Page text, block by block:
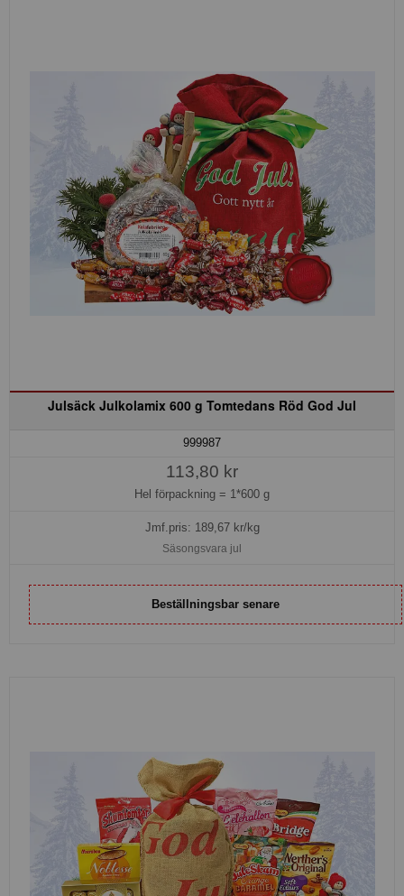
Julsäck Julkolamix 600 g Tomtedans Röd God Jul
999987
113,80 kr
Hel förpackning = 1*600 g
Jmf.pris: 189,67kr/kg
Säsongsvara jul
Beställningsbar senare